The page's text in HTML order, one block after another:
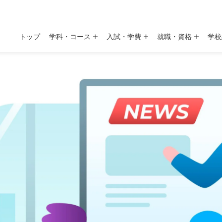
トップ 学科・コース 入試・学費 就職・資格 学